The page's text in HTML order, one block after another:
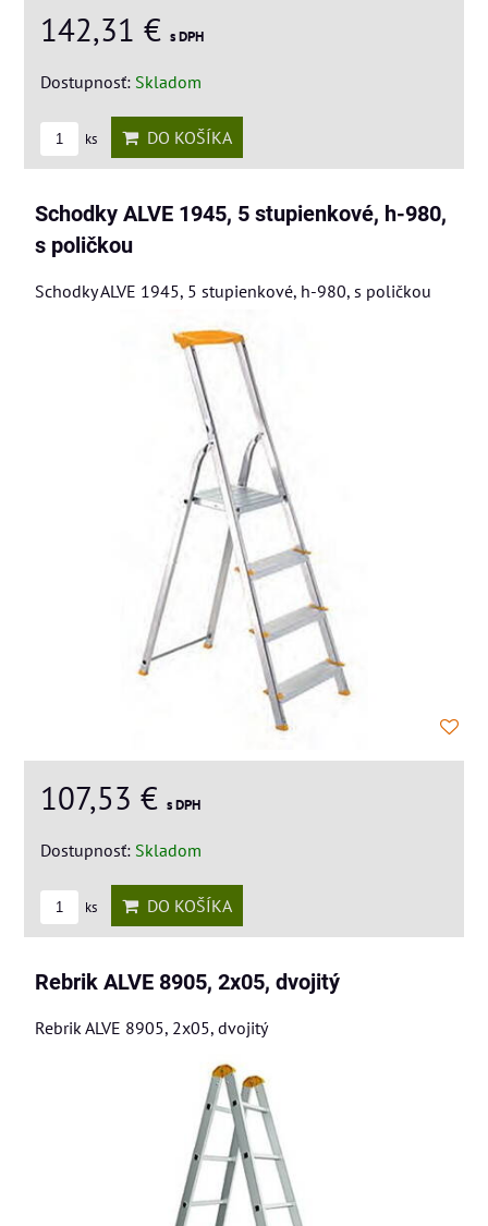
142,31 € s DPH
Dostupnosť: Skladom
ks DO KOŠÍKA
Schodky ALVE 1945, 5 stupienkové, h-980,
s poličkou
Schodky ALVE 1945, 5 stupienkové, h-980, s poličkou
107,53 € s DPH
Dostupnosť: Skladom
ks DO KOŠÍKA
Rebrik ALVE 8905, 2x05, dvojitý
Rebrik ALVE 8905, 2x05, dvojitý